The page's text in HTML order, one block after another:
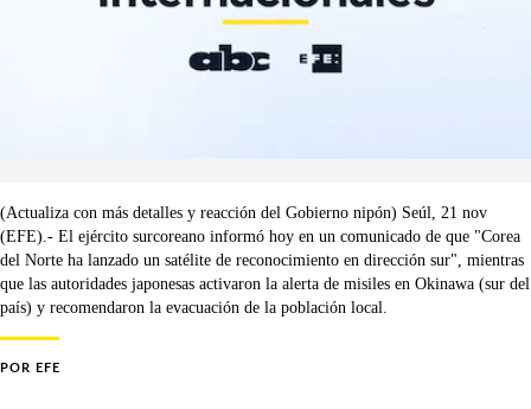
(Actualiza con más detalles y reacción del Gobierno nipón) Seúl, 21 nov
(EFE).- El ejército surcoreano informó hoy en un comunicado de que "Corea
del Norte ha lanzado un satélite de reconocimiento en dirección sur", mientras
que las autoridades japonesas activaron la alerta de misiles en Okinawa (sur del
país) y recomendaron la evacuación de la población local.
POR EFE